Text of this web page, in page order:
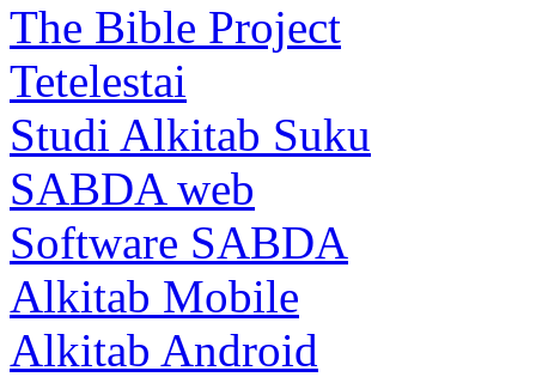
The Bible Project
Tetelestai
Studi Alkitab Suku
SABDA web
Software SABDA
Alkitab Mobile
Alkitab Android